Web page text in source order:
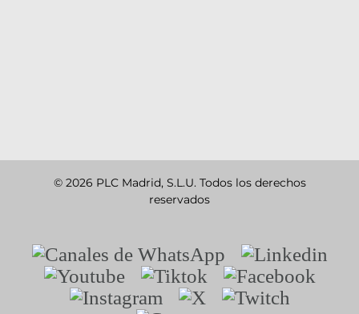
© 2026 PLC Madrid, S.L.U. Todos los derechos
reservados
Canales
de
WhatsApp
Linkedin
Youtube
Tiktok
Facebook
Instagram
X
Twitch